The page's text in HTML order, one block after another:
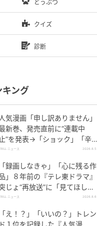
どうぶつ
クイズ
診断
キング
人気漫画「申し訳ありません」
新巻、発売直前に“連載中
止”を発表→「ショック」「辛
」SNS憔悴
TRILL ニュース 2026.8.5
「録画しなきゃ」「心に残る作
」８年前の『テレ東ドラマ』
じょ“再放送”に「見てほし
」の声続出のワケ
TRILL ニュース 2026.8.6
「え！？」「いいの？」トレン
ド１位を記録した『人気漫